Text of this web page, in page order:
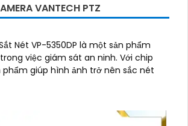
VANTECH PTZ
Nét VP-5350DP là một sản phẩm
việc giám sát an ninh. Với chip
phẩm giúp hình ảnh trở nên sắc nét